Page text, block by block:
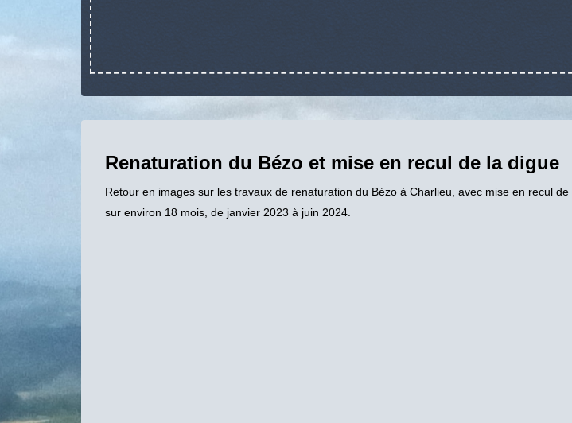
Renaturation du Bézo et mise en recul de la digue
Retour en images sur les travaux de renaturation du Bézo à Charlieu, avec mise en recul
sur environ 18 mois, de janvier 2023 à juin 2024.